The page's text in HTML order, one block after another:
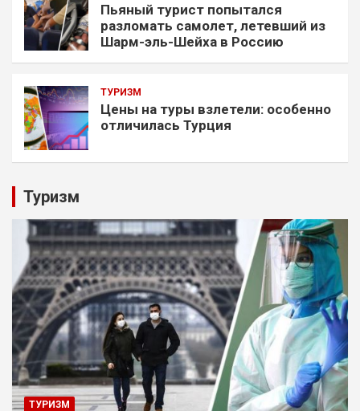
Пьяный турист попытался
разломать самолет, летевший из
Шарм-эль-Шейха в Россию
ТУРИЗМ
Цены на туры взлетели: особенно
отличилась Турция
Туризм
ТУРИЗМ